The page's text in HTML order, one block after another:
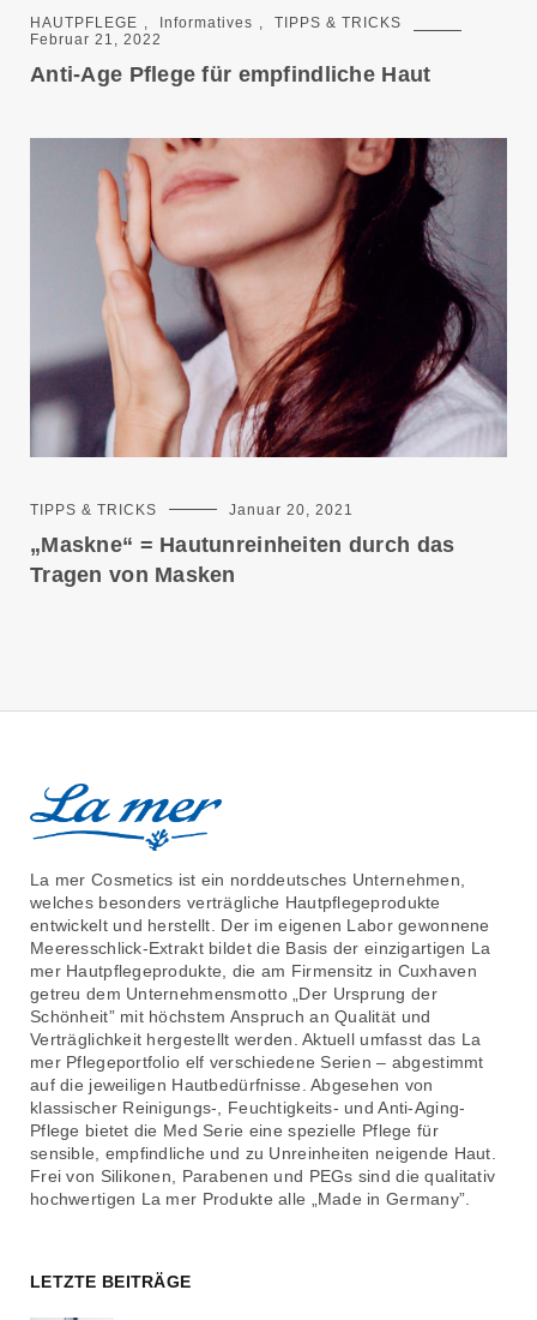
HAUTPFLEGE , Informatives ,
TIPPS & TRICKS
Februar 21, 2022
Anti-Age Pflege für empfindliche Haut
TIPPS & TRICKS Januar 20, 2021
„Maskne“ = Hautunreinheiten durch das
Tragen von Masken
La mer Cosmetics ist ein norddeutsches Unternehmen,
welches besonders verträgliche Hautpflegeprodukte
entwickelt und herstellt. Der im eigenen Labor gewonnene
Meeresschlick-Extrakt bildet die Basis der einzigartigen La
mer Hautpflegeprodukte, die am Firmensitz in Cuxhaven
getreu dem Unternehmensmotto „Der Ursprung der
Schönheit” mit höchstem Anspruch an Qualität und
Verträglichkeit hergestellt werden. Aktuell umfasst das La
mer Pflegeportfolio elf verschiedene Serien – abgestimmt
auf die jeweiligen Hautbedürfnisse. Abgesehen von
klassischer Reinigungs-, Feuchtigkeits- und Anti-Aging-
Pflege bietet die Med Serie eine spezielle Pflege für
sensible, empfindliche und zu Unreinheiten neigende Haut.
Frei von Silikonen, Parabenen und PEGs sind die qualitativ
hochwertigen La mer Produkte alle „Made in Germany”.
LETZTE BEITRÄGE